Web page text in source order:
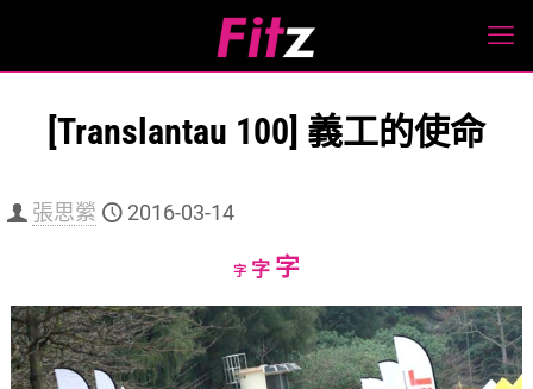
[Translantau 100] 義工的使命
張思縈 2016-03-14
字Decrease
size.
字Reset
size.
字Increase
size.